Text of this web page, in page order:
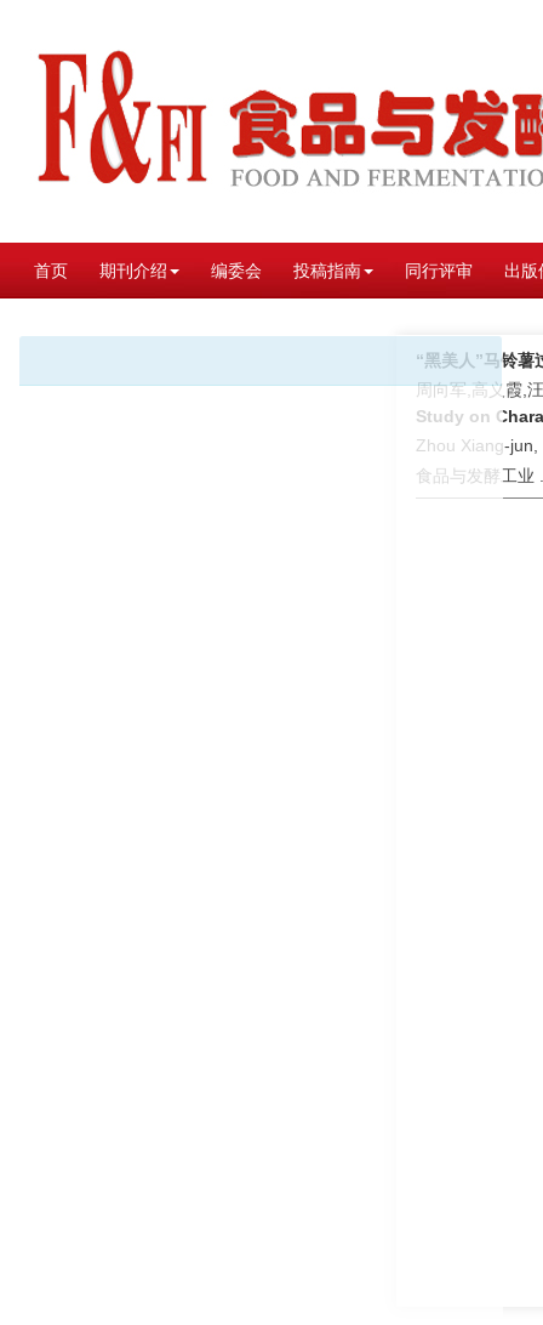
首页 期刊介绍 编委会 投稿指南 同行评审 出版
“黑美人”马铃薯
周向军,高义霞,
Study on
Zhou Xiang-
食品与发酵工业